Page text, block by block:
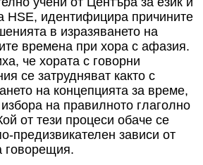
HSE, идентифицира причините
в изразяването на
времена при хора с афазия.
че хората с говорни
се затрудняват както с
на концепцията за време,
на правилното глаголно
от тези процеси обаче се
предизвикателен зависи от
говорещия.